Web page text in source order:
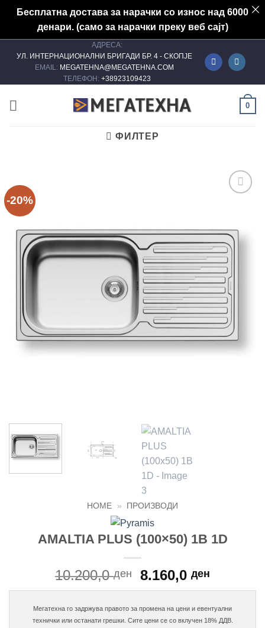
Бесплатна достава за нарачки со износ над 6000
денари. (само за нарачки преку веб сајт)
АДРЕСА:
УЛ. ИНТЕРНАЦИОНАЛНИ БРИГАДИ БР. 4 - СКОПЈЕ
EMAIL: MEGATEHNA@MEGATEHNA.COM
ТЕЛЕФОН: +38923109423
0
ФИЛТЕР
-20%
HOME » ПРОИЗВОДИ
AMALTIA PLUS (100×50) 1B 1D
10.200,0ден
Original
price
10.200,0 ден.
8.160,0ден
price
8.160,0
Мегатехна го задржува правото за промена на цени и евентуални